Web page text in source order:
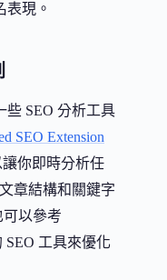
表現。
些 SEO 分析工具
SEO Extension
讓你即時分析任
章結構和關鍵字
可以參考
SEO 工具來優化